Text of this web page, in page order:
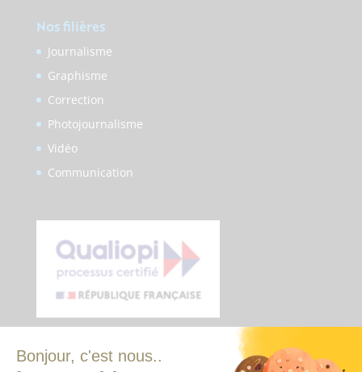
Nos filières
Journalisme
Graphisme
Correction
Photojournalisme
Vidéo
Communication